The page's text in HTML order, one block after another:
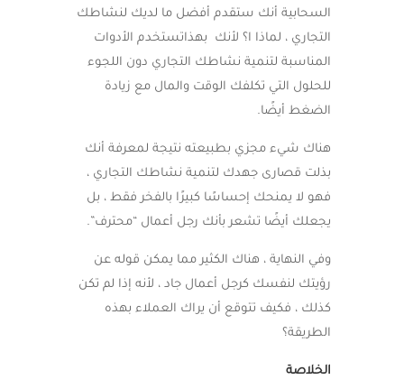
السحابية أنك ستقدم أفضل ما لديك لنشاطك
التجاري ، لماذا ا؟ لأنك بهذاتستخدم الأدوات
المناسبة لتنمية نشاطك التجاري دون اللجوء
للحلول التي تكلفك الوقت والمال مع زيادة
الضغط أيضًا.
هناك شيء مجزي بطبيعته نتيجة لمعرفة أنك
بذلت قصارى جهدك لتنمية نشاطك التجاري ،
فهو لا يمنحك إحساسًا كبيرًا بالفخر فقط ، بل
يجعلك أيضًا تشعر بأنك رجل أعمال “محترف”.
وفي النهاية ، هناك الكثير مما يمكن قوله عن
رؤيتك لنفسك كرجل أعمال جاد ، لأنه إذا لم تكن
كذلك ، فكيف تتوقع أن يراك العملاء بهذه
الطريقة؟
الخلاصة